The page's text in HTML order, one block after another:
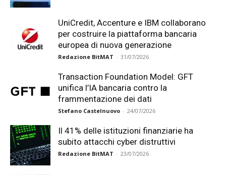
UniCredit, Accenture e IBM collaborano
per costruire la piattaforma bancaria
europea di nuova generazione
Redazione BitMAT - 31/07/2026
Transaction Foundation Model: GFT
unifica l’IA bancaria contro la
frammentazione dei dati
Stefano Castelnuovo - 24/07/2026
Il 41% delle istituzioni finanziarie ha
subito attacchi cyber distruttivi
Redazione BitMAT - 23/07/2026